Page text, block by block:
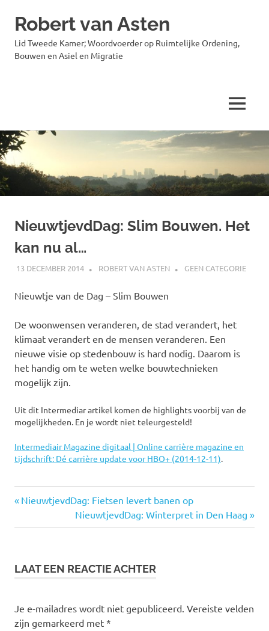
Ga
naar
de
inhoud
Robert van Asten
Lid Tweede Kamer; Woordvoerder op Ruimtelijke Ordening,
Bouwen en Asiel en Migratie
MENU
NieuwtjevdDag: Slim Bouwen. Het
kan nu al…
13 DECEMBER 2014 ROBERT VAN ASTEN GEEN CATEGORIE
Nieuwtje van de Dag – Slim Bouwen
De woonwensen veranderen, de stad verandert, het
klimaat verandert en de mensen veranderen. Een
nieuwe visie op stedenbouw is hard nodig. Daarom is
het handig om te weten welke bouwtechnieken
mogelijk zijn.
Uit dit Intermediar artikel komen de highlights voorbij van de
mogelijkheden. En je wordt niet teleurgesteld!
Intermediair Magazine digitaal | Online carrière magazine en
tijdschrift: Dé carrière update voor HBO+ (2014-12-11).
klimaatbestendig
meter
toekomst
Bericht
navigatie
Vorige
NieuwtjevdDag: Fietsen levert banen op
Volgende
bericht:
NieuwtjevdDag: Winterpret in Den Haag
LAAT EEN REACTIE ACHTER
Je e-mailadres wordt niet gepubliceerd. Vereiste velden
zijn gemarkeerd met *